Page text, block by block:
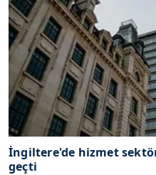
İngiltere'de hizmet
geçti